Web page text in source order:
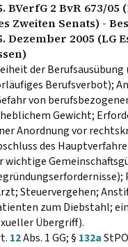
BVerfG 2 BvR 673/05
Zweiten Senats) -
Dezember 2005 (LG
der Berufsausübung
Berufsverbot);
von
Gewicht;
Anordnung vor
des
wichtige
Steuervergehen;
zum Diebstahl;
Übergriff).
12Abs. 1 GG; § 132a